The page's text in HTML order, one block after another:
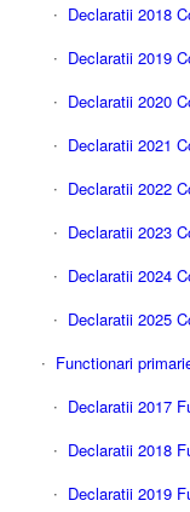
Declaratii 2018
Declaratii 2019
Declaratii 2020
Declaratii 2021
Declaratii 2022
Declaratii 2023
Declaratii 2024
Declaratii 2025
Functionari
Declaratii 2017
Declaratii 2018
Declaratii 2019